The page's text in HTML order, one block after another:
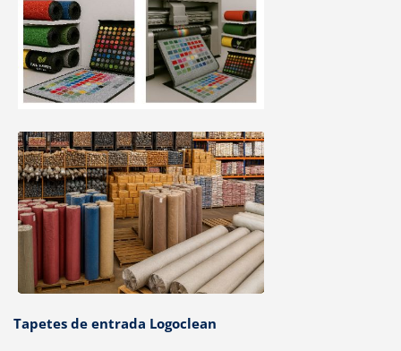
Tapetes de entrada Logoclean